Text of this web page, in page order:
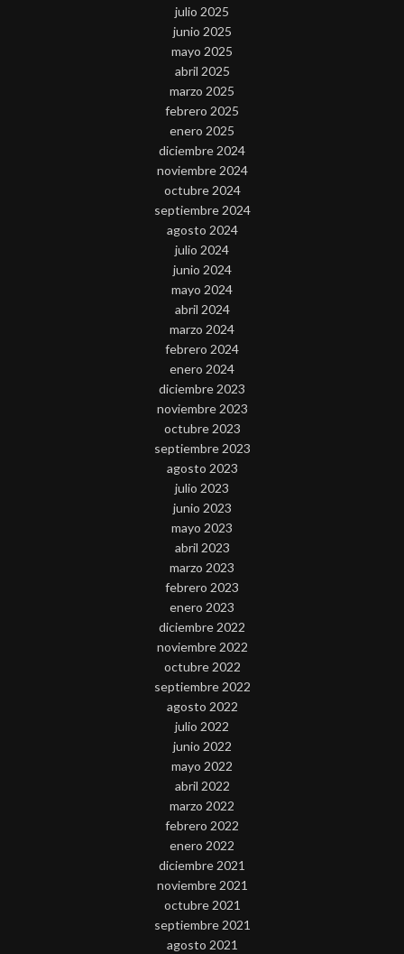
julio 2025
junio 2025
mayo 2025
abril 2025
marzo 2025
febrero 2025
enero 2025
diciembre 2024
noviembre 2024
octubre 2024
septiembre 2024
agosto 2024
julio 2024
junio 2024
mayo 2024
abril 2024
marzo 2024
febrero 2024
enero 2024
diciembre 2023
noviembre 2023
octubre 2023
septiembre 2023
agosto 2023
julio 2023
junio 2023
mayo 2023
abril 2023
marzo 2023
febrero 2023
enero 2023
diciembre 2022
noviembre 2022
octubre 2022
septiembre 2022
agosto 2022
julio 2022
junio 2022
mayo 2022
abril 2022
marzo 2022
febrero 2022
enero 2022
diciembre 2021
noviembre 2021
octubre 2021
septiembre 2021
agosto 2021